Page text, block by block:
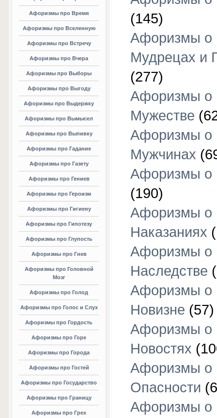
Афоризмы про Время
Афоризмы про Вселенную
Афоризмы про Встречу
Афоризмы про Вчера
Афоризмы про Выборы
Афоризмы про Выгоду
Афоризмы про Выдержку
Афоризмы про Вымысел
Афоризмы про Выпивку
Афоризмы про Гадание
Афоризмы про Газету
Афоризмы про Гениев
Афоризмы про Героизм
Афоризмы про Гигиену
Афоризмы про Гипотезу
Афоризмы про Глупость
Афоризмы про Гнев
Афоризмы про Головной
Мозг
Афоризмы про Голод
Афоризмы про Голос и Слух
Афоризмы про Гордость
Афоризмы про Горе
Афоризмы про Города
Афоризмы про Гостей
Афоризмы про Государство
Афоризмы про Границу
Афоризмы про Грех
(145)
Афоризмы о
Мудрецах и
(277)
Афоризмы о
Мужестве
Афоризмы о
Мужчинах
Афоризмы о
(190)
Афоризмы о
Наказаниях
Афоризмы о
Наследстве
Афоризмы о
Новизне (57)
Афоризмы о
Новостях
Афоризмы о
Опасности
Афоризмы о